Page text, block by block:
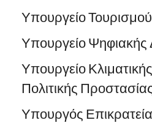
Υπουργείο Τουρισμού
Υπουργείο Ψηφιακής
Υπουργείο
Πολιτικής
Υπουργός